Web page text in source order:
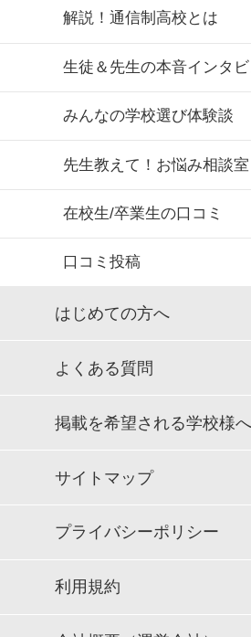
解説！通信制高校とは
生徒＆先生の本音インタ
みんなの学校選び体験談
先生教えて！お悩み相談室
在校生/卒業生の口コミ
口コミ投稿
はじめての方へ
よくある質問
掲載を希望される学校様へ
サイトマップ
プライバシーポリシー
利用規約